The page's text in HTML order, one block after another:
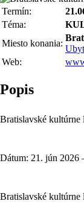
Termín:
Téma:
Miesto konania:
Web:
Popis
Bratislavské kultúrne
Dátum: 21. jún 2026
Bratislavské kultúrne